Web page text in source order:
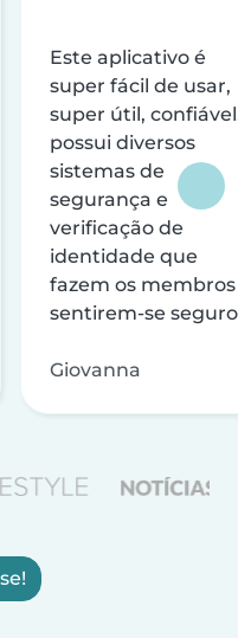
Este aplicativo é
super fácil de usar,
super útil,
possui diversos
sistemas de
segurança e
verificação de
identidade que
fazem os membros
sentirem-se
Giovanna